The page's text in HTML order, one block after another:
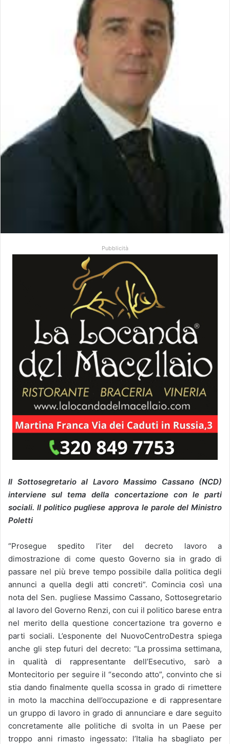
Pubblicità
Il Sottosegretario al Lavoro Massimo Cassano (NCD)
interviene sul tema della concertazione con le parti
sociali. Il politico pugliese approva le parole del Ministro
Poletti
“Prosegue spedito l’iter del decreto lavoro a
dimostrazione di come questo Governo sia in grado di
passare nel più breve tempo possibile dalla politica degli
annunci a quella degli atti concreti”. Comincia così una
nota del Sen. pugliese Massimo Cassano, Sottosegretario
al lavoro del Governo Renzi, con cui il politico barese entra
nel merito della questione concertazione tra governo e
parti sociali. L’esponente del NuovoCentroDestra spiega
anche gli step futuri del decreto: “La prossima settimana,
in qualità di rappresentante dell’Esecutivo, sarò a
Montecitorio per seguire il “secondo atto”, convinto che si
stia dando finalmente quella scossa in grado di rimettere
in moto la macchina dell’occupazione e di rappresentare
un gruppo di lavoro in grado di annunciare e dare seguito
concretamente alle politiche di svolta in un Paese per
troppo anni rimasto ingessato: l’Italia ha sbagliato per